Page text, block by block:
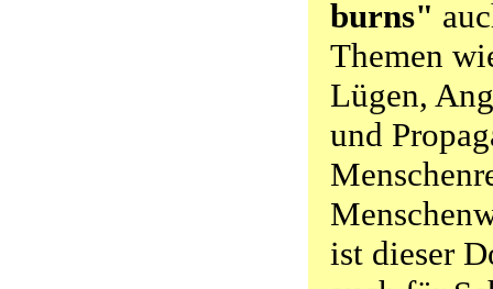
burns"
Themen
Lügen,
und
ist dieser